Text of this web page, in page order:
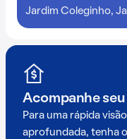
Jardim Coleginho,
Acompanhe seu
Para uma rápida
aprofundada, tenha